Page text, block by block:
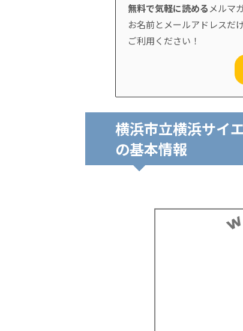
無料で気軽に読める メルマ
お名前とメールアドレスだ
ご利用ください！
横浜市立横浜サイ
の基本情報